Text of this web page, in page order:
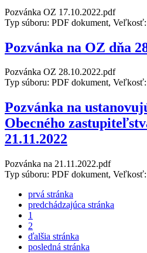
Pozvánka OZ 17.10.2022.pdf
Typ súboru: PDF dokument,
Pozvánka na OZ dňa
Pozvánka OZ 28.10.2022.pdf
Typ súboru: PDF dokument,
Pozvánka na
Obecného
21.11.2022
Pozvánka na 21.11.2022.pdf
Typ súboru: PDF dokument,
prvá stránka
predchádzajúca stránka
1
2
ďalšia stránka
posledná stránka